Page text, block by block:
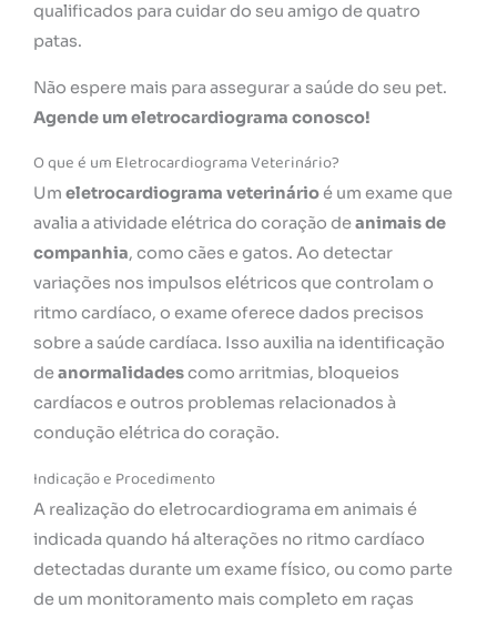
qualificados para cuidar do seu amigo de quatro
patas.
Não espere mais para assegurar a saúde do seu pet.
Agende um eletrocardiograma conosco!
O que é um Eletrocardiograma Veterinário?
Um eletrocardiograma veterinárioé um exame que
avalia a atividade elétrica do coração deanimais de
companhia, como cães e gatos. Ao detectar
variações nos impulsos elétricos que controlam o
ritmo cardíaco, o exame oferece dados precisos
sobre a saúde cardíaca. Isso auxilia na identificação
deanormalidadescomo arritmias, bloqueios
cardíacos e outros problemas relacionados à
condução elétrica do coração.
Indicação e Procedimento
A realização do eletrocardiograma em animais é
indicada quando há alterações no ritmo cardíaco
detectadas durante um exame físico, ou como parte
de um monitoramento mais completo em raças